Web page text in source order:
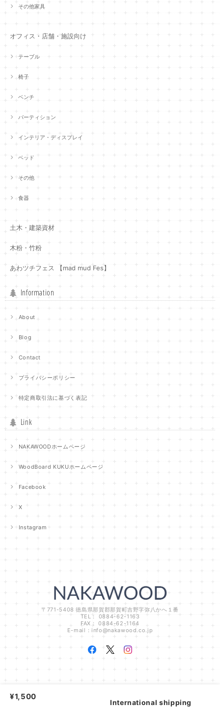
その他家具
オフィス・店舗・施設向け
テーブル
椅子
ベンチ
パーティション
インテリア・ディスプレイ
ベッド
その他
食器
土木・建築資材
木粉・竹粉
あわツチフェス 【mad mud Fes】
Information
About
Blog
Contact
プライバシーポリシー
特定商取引法に基づく表記
Link
NAKAWOODホームページ
WoodBoard KUKUホームページ
Facebook
X
Instagram
〒771-5408 徳島県那賀郡那賀町吉野字弥八かへ１番
TEL： 0884-62-1163
FAX： 0884-62-1164
E-mail： info@nakawood.co.jp
NAKAWOODオンラインショップ |
く表記
¥1,500
International shipping